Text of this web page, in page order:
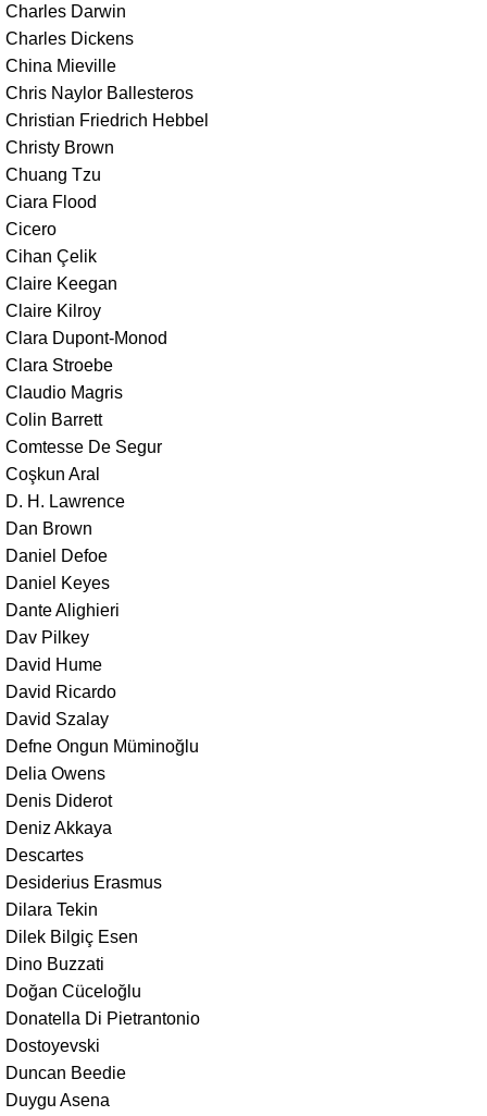
Charles Darwin
Charles Dickens
China Mieville
Chris Naylor Ballesteros
Christian Friedrich Hebbel
Christy Brown
Chuang Tzu
Ciara Flood
Cicero
Cihan Çelik
Claire Keegan
Claire Kilroy
Clara Dupont-Monod
Clara Stroebe
Claudio Magris
Colin Barrett
Comtesse De Segur
Coşkun Aral
D. H. Lawrence
Dan Brown
Daniel Defoe
Daniel Keyes
Dante Alighieri
Dav Pilkey
David Hume
David Ricardo
David Szalay
Defne Ongun Müminoğlu
Delia Owens
Denis Diderot
Deniz Akkaya
Descartes
Desiderius Erasmus
Dilara Tekin
Dilek Bilgiç Esen
Dino Buzzati
Doğan Cüceloğlu
Donatella Di Pietrantonio
Dostoyevski
Duncan Beedie
Duygu Asena